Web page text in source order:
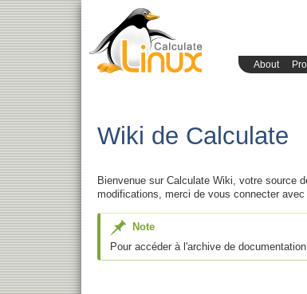
About
Wiki de Calculate
Bienvenue sur Calculate Wiki, votre source
modifications, merci de vous connecter
Note
Pour accéder à l'archive de